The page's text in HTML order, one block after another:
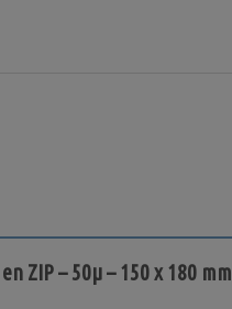
ZIP – 50µ – 150 x 180